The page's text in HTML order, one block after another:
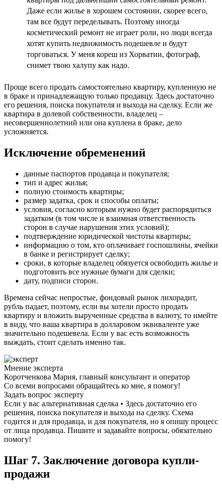
Даже если жилье в хорошем состоянии, скорее всего,
там все будут переделывать. Поэтому иногда
косметический ремонт не играет роли, но люди всегда
хотят купить недвижимость подешевле и будут
торговаться. У меня кореш из Хорватии, фотограф,
снимет твою халупу как надо.
Проще всего продать самостоятельно квартиру, купленную не
в браке и принадлежащую только продавцу. Здесь достаточно
его решения, поиска покупателя и выхода на сделку. Если же
квартира в долевой собственности, владелец –
несовершеннолетний или она куплена в браке, дело
усложняется.
Исключение обременений
данные паспортов продавца и покупателя;
тип и адрес жилья;
полную стоимость квартиры;
размер задатка, срок и способы оплаты;
условия, согласно которым нужно будет распорядиться
задатком (в том числе и взаимная ответственность
сторон в случае нарушения этих условий);
подтверждение юридической чистоты квартиры;
информацию о том, кто оплачивает госпошлины, ячейки
в банке и регистрирует сделку;
сроки, в которые владелец обязуется освободить жилье и
подготовить все нужные бумаги для сделки;
дату, подписи сторон.
Времена сейчас непростые, фондовый рынок лихорадит,
рубль падает, поэтому, если вы хотели просто продать
квартиру и вложить вырученные средства в валюту, то имейте
в виду, что ваша квартира в долларовом эквиваленте уже
значительно подешевела. Если у вас есть возможность
выждать, стоит сделать именно так.
Мнение эксперта
Коротченкова Мария, главный консультант и оператор
Со всеми вопросами обращайтесь ко мне, я помогу!
Задать вопрос эксперту
Если у вас альтернативная сделка • Здесь достаточно его
решения, поиска покупателя и выхода на сделку. Схема
годится и для продавца, и для покупателя, но я опишу процесс
от лица продавца. Пишите и задавайте вопросы, обязательно
помогу!
Шаг 7. Заключение договора купли-
продажи